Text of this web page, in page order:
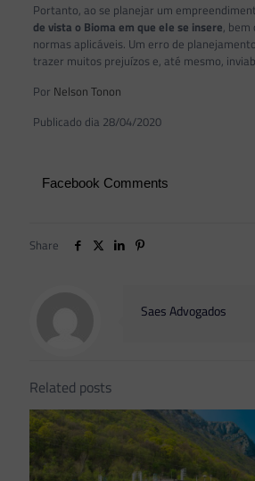
Portanto, ao se planejar um
de vista o Bioma em que ele se insere, bem
normas aplicáveis. Um erro de
trazer muitos prejuízos e, até mesmo,
Por Nelson Tonon
Publicado dia 28/04/2020
Facebook Comments
Share
Saes Advogados
Related posts